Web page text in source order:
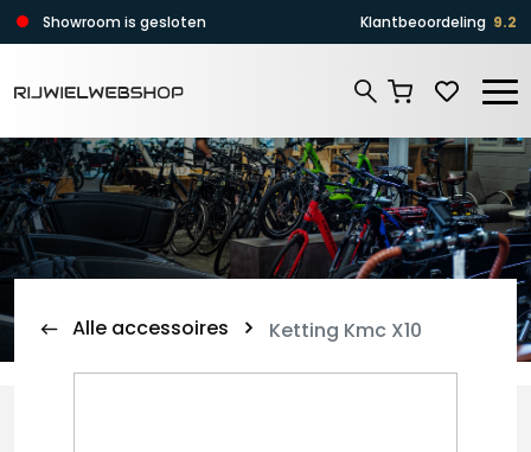
Zoeken
Showroom is gesloten Klantbeoordeling 9.2
Alle accessoires Ketting Kmc X10